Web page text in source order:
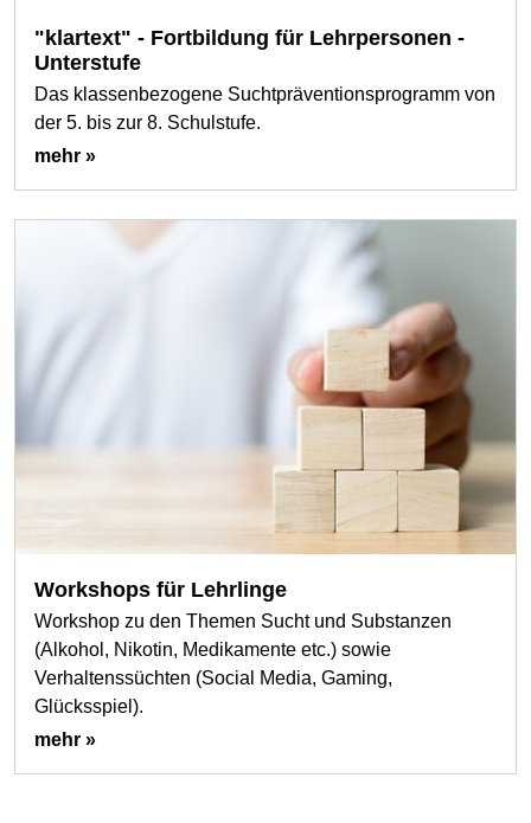
"klartext" - Fortbildung für Lehrpersonen -
Unterstufe
Das klassenbezogene Suchtpräventionsprogramm von
der 5. bis zur 8. Schulstufe.
mehr »
Workshops für Lehrlinge
Workshop zu den Themen Sucht und Substanzen
(Alkohol, Nikotin, Medikamente etc.) sowie
Verhaltenssüchten (Social Media, Gaming,
Glücksspiel).
mehr »